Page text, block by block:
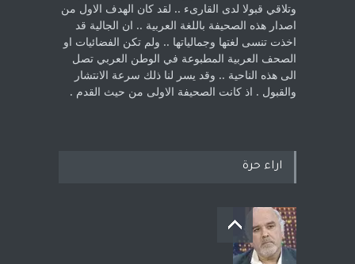
‏وتلاقي قبولا لدى القارىء ..‏ لقد كان الهدف الاول من
اصدار هذه الصحيفة باللغة العربية .. ان الجالية قد
اخذت ‏تنسى لغتها وجمالياتها .. ولم تكن الفضائيات او
الصحف العربية المطبوعة في الوطن ‏العربي تصل
الى هذه الناحية .. وقد يسر لنا ذلك سرعة الانتشار
والقبول . اذ كانت ‏الصحيفة الاولى من حيث القدم . ‏
اراء حرة